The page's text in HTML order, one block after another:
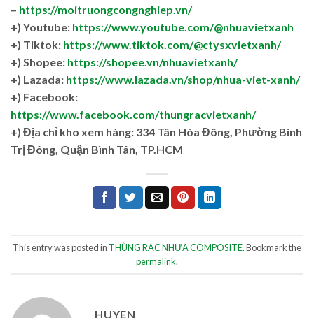
– https://moitruongcongnghiep.vn/
+) Youtube: https://www.youtube.com/@nhuavietxanh
+) Tiktok: https://www.tiktok.com/@ctysxvietxanh/
+) Shopee: https://shopee.vn/nhuavietxanh/
+) Lazada: https://www.lazada.vn/shop/nhua-viet-xanh/
+) Facebook:
https://www.facebook.com/thungracvietxanh/
+) Địa chỉ kho xem hàng: 334 Tân Hòa Đông, Phường Bình
Trị Đông, Quận Bình Tân, TP.HCM
This entry was posted in THÙNG RÁC NHỰA COMPOSITE. Bookmark the
permalink.
HUYEN